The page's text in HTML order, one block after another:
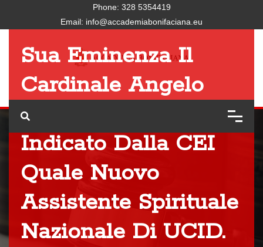
Phone: 328 5354419
Email: info@accademiabonifaciana.eu
Sua Eminenza Il
Cardinale Angelo
Bagnasco, È Stato
Indicato Dalla CEI
Quale Nuovo
Assistente Spirituale
Nazionale Di UCID.